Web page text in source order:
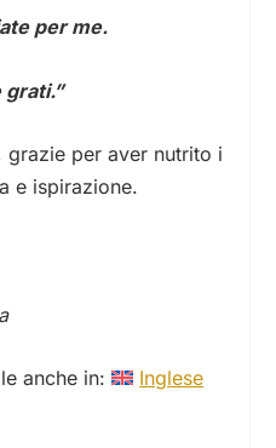
per me.
grati.”
grazie per aver nutrito i
e ispirazione.
anche in: Inglese